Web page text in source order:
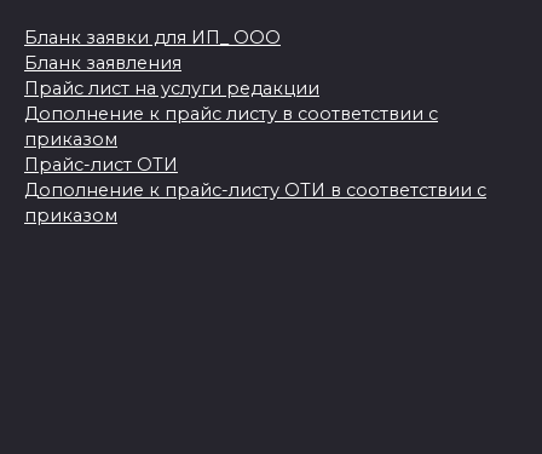
Бланк заявки для ИП_ ООО
Бланк заявления
Прайс лист на услуги редакции
Дополнение к прайс листу в соответствии с
приказом
Прайс-лист ОТИ
Дополнение к прайс-листу ОТИ в соответствии с
приказом